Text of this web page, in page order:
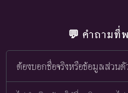
💬 คำถามที่
ต้องบอกชื่อจริงหรือข้อมูลส่วนตั